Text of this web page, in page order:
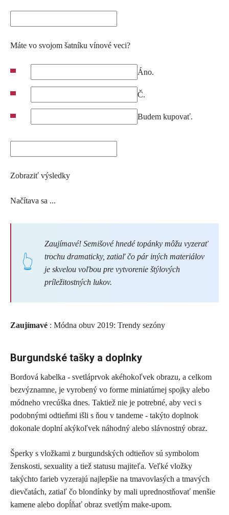
Máte vo svojom šatníku vínové veci?
Áno.
Č.
Budem kupovať.
Zobraziť výsledky
Načítava sa ...
Zaujímavé! Semišové hnedé topánky môžu vyzerať
trochu dramaticky, zatiaľ čo pár iných materiálov
je skvelou voľbou pre vytvorenie štýlových
príležitostných lukov.
Zaujímavé : Módna obuv 2019: Trendy sezóny
Burgundské tašky a doplnky
Bordová kabelka - svetláprvok akéhokoľvek obrazu, a celkom
bezvýznamne, je vyrobený vo forme miniatúrnej spojky alebo
módneho vrecúška dnes. Taktiež nie je potrebné, aby veci s
podobnými odtieňmi išli s ňou v tandeme - takýto doplnok
dokonale doplní akýkoľvek náhodný alebo slávnostný obraz.
Šperky s vložkami z burgundských odtieňov sú symbolom
ženskosti, sexuality a tiež statusu majiteľa. Veľké vložky
takýchto farieb vyzerajú najlepšie na tmavovlasých a tmavých
dievčatách, zatiaľ čo blondínky by mali uprednostňovať menšie
kamene alebo dopĺňať obraz svetlým make-upom.